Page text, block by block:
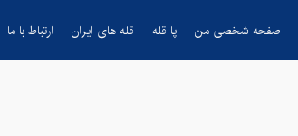
صفحه شخصی من پا قله قله های ایران ارتباط با ما